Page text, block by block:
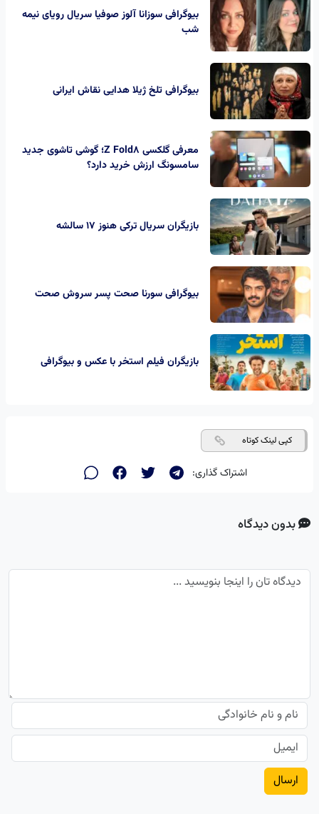
بیوگرافی سوزانا آلوز صوفیا سریال رویای نیمه
شب
بیوگرافی تلخ ژیلا هدایی نقاش ایرانی
معرفی گلکسی Z Fold8؛ گوشی تاشوی جدید
سامسونگ ارزش خرید دارد؟
بازیگران سریال ترکی هنوز ۱۷ سالشه
بیوگرافی سورنا صحت پسر سروش صحت
بازیگران فیلم استخر با عکس و بیوگرافی
کپی لینک کوتاه
اشتراک گذاری:
بدون دیدگاه